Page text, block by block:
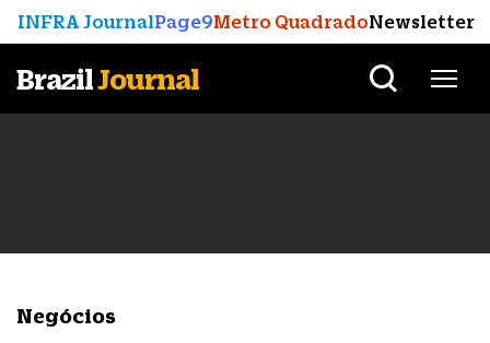
INFRA JournalPage9Metro QuadradoNewsletter
BrazilJournal
Negócios